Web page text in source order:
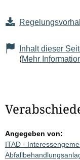
Inhalt dieser
(Mehr
Angegeben von:
ITAD -